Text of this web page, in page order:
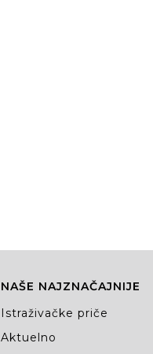
NAŠE NAJZNAČAJNIJE
Istraživačke priče
Aktuelno